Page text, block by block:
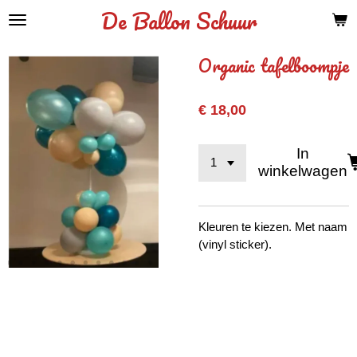
Ga
hoofdinhoud
De Ballon Schuur
Organic tafelboompje
€ 18,00
In
winkelwagen
Kleuren te kiezen. Met naam
(vinyl sticker).